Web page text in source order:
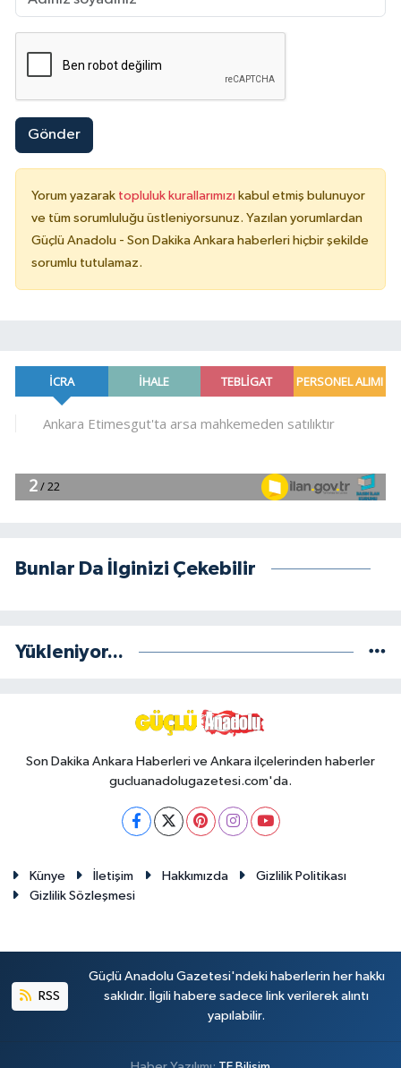
Gönder
Yorum yazarak topluluk kurallarımızı kabul etmiş bulunuyor
ve tüm sorumluluğu üstleniyorsunuz. Yazılan yorumlardan
Güçlü Anadolu - Son Dakika Ankara haberleri hiçbir şekilde
sorumlu tutulamaz.
Bunlar Da İlginizi Çekebilir
Yükleniyor...
Son Dakika Ankara Haberleri ve Ankara ilçelerinden haberler
gucluanadolugazetesi.com'da.
Künye İletişim Hakkımızda
Gizlilik Politikası
Gizlilik Sözleşmesi
RSS
Güçlü Anadolu Gazetesi'ndeki haberlerin her hakkı
saklıdır. İlgili habere sadece link verilerek alıntı
yapılabilir.